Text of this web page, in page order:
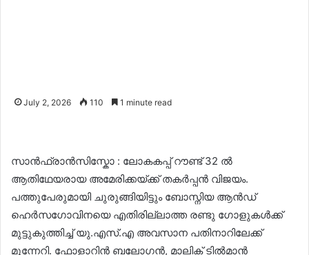
July 2, 2026 110 1 minute read
സാൻഫ്രാൻസിസ്കോ : ലോകകപ്പ് റൗണ്ട് 32 ൽ
ആതിഥേയരായ അമേരിക്കയ്ക്ക് തകർപ്പൻ വിജയം.
പത്തുപേരുമായി ചുരുങ്ങിയിട്ടും ബോസ്നിയ ആൻഡ്
ഹെർസഗോവിനയെ എതിരില്ലാത്ത രണ്ടു ഗോളുകൾക്ക്
മുട്ടുകുത്തിച്ച് യു.എസ്.എ അവസാന പതിനാറിലേക്ക്
മുന്നേറി. ഫോളാറിൻ ബലോഗൻ, മാലിക് ടിൽമാൻ